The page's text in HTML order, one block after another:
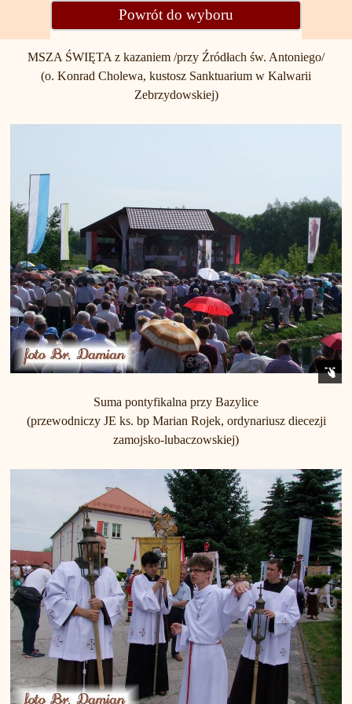
Powrót do wyboru
MSZA ŚWIĘTA z kazaniem /przy Źródłach św. Antoniego/
(o. Konrad Cholewa, kustosz Sanktuarium w Kalwarii
Zebrzydowskiej)
Suma pontyfikalna przy Bazylice
(przewodniczy JE ks. bp Marian Rojek, ordynariusz diecezji
zamojsko-lubaczowskiej)